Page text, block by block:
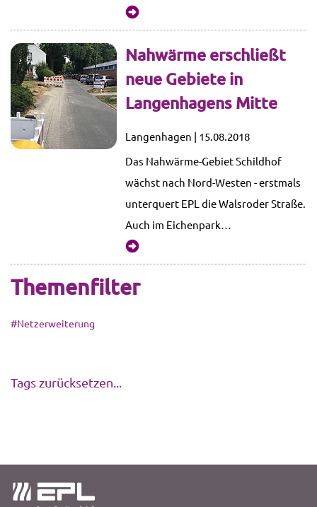
Nahwärme erschließt
neue Gebiete in
Langenhagens Mitte
Langenhagen | 15.08.2018
Das Nahwärme-Gebiet Schildhof
wächst nach Nord-Westen - erstmals
unterquert EPL die Walsroder Straße.
Auch im Eichenpark…
Themenfilter
#Netzerweiterung
Tags zurücksetzen...